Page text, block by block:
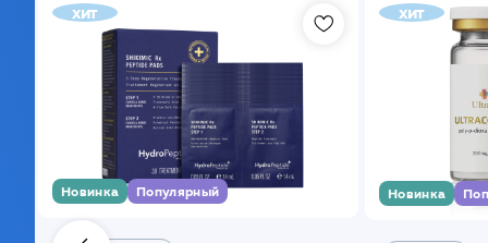
хит
Новинка Популярный
хит
Новинка